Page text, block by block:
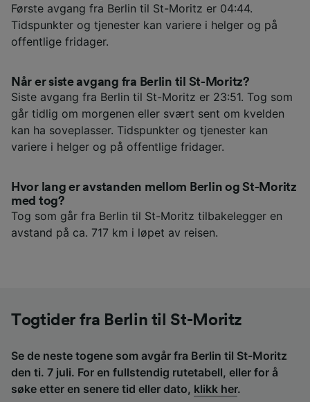
Første avgang fra Berlin til St-Moritz er 04:44.
Tidspunkter og tjenester kan variere i helger og på
offentlige fridager.
Når er siste avgang fra Berlin til St-Moritz?
Siste avgang fra Berlin til St-Moritz er 23:51. Tog som
går tidlig om morgenen eller svært sent om kvelden
kan ha soveplasser. Tidspunkter og tjenester kan
variere i helger og på offentlige fridager.
Hvor lang er avstanden mellom Berlin og St-Moritz
med tog?
Tog som går fra Berlin til St-Moritz tilbakelegger en
avstand på ca. 717 km i løpet av reisen.
Togtider fra Berlin til St-Moritz
Se de neste togene som avgår fra Berlin til St-Moritz
den ti. 7 juli. For en fullstendig rutetabell, eller for å
søke etter en senere tid eller dato, klikk her.